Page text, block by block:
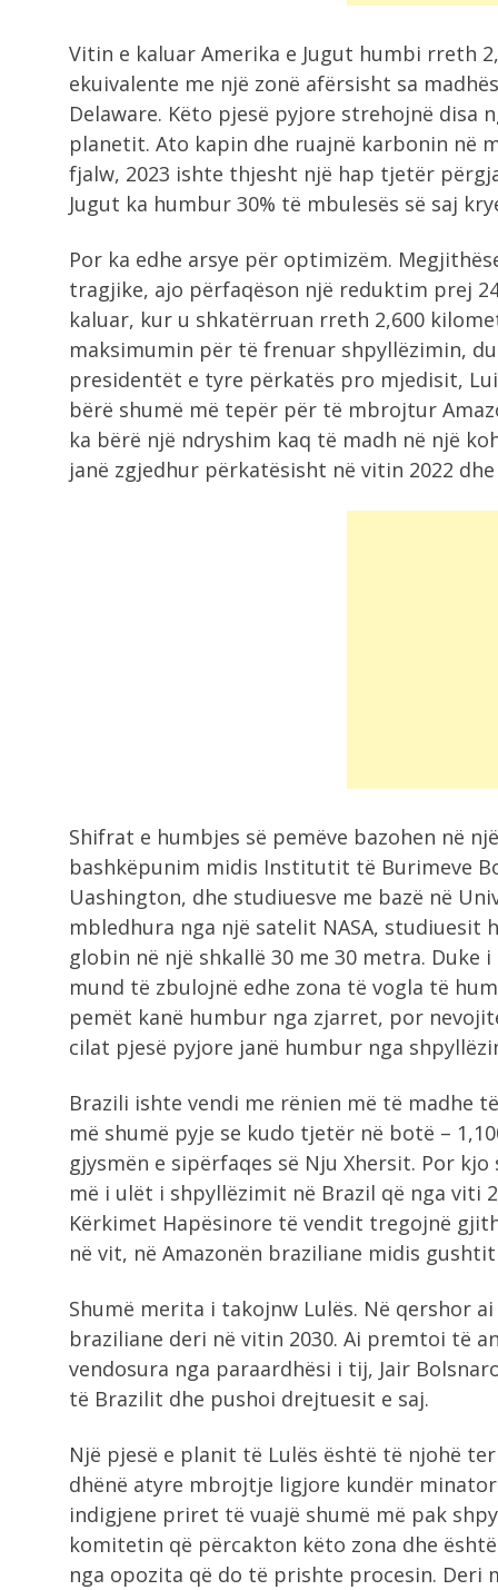
Vitin e kaluar Amerika e Jugut humbi rreth
ekuivalente me një zonë afërsisht sa
Delaware. Këto pjesë pyjore strehojnë
planetit. Ato kapin dhe ruajnë karbonin në
fjalw, 2023 ishte thjesht një hap tjetër
Jugut ka humbur 30% të mbulesës së saj
Por ka edhe arsye për optimizëm.
tragjike, ajo përfaqëson një reduktim prej
kaluar, kur u shkatërruan rreth 2,600
maksimumin për të frenuar shpyllëzimin,
presidentët e tyre përkatës pro mjedisit,
bërë shumë më tepër për të mbrojtur
ka bërë një ndryshim kaq të madh në një
janë zgjedhur përkatësisht në vitin 2022 dhe
Shifrat e humbjes së pemëve bazohen në
bashkëpunim midis Institutit të Burimeve
Uashington, dhe studiuesve me bazë në
mbledhura nga një satelit NASA,
globin në një shkallë 30 me 30 metra.
mund të zbulojnë edhe zona të vogla të
pemët kanë humbur nga zjarret, por
cilat pjesë pyjore janë humbur nga
Brazili ishte vendi me rënien më të madhe
më shumë pyje se kudo tjetër në botë –
gjysmën e sipërfaqes së Nju Xhersit. Por
më i ulët i shpyllëzimit në Brazil që nga viti
Kërkimet Hapësinore të vendit tregojnë
në vit, në Amazonën braziliane midis
Shumë merita i takojnw Lulës. Në qershor
braziliane deri në vitin 2030. Ai premtoi të
vendosura nga paraardhësi i tij, Jair
të Brazilit dhe pushoi drejtuesit e saj.
Një pjesë e planit të Lulës është të njohë
dhënë atyre mbrojtje ligjore kundër
indigjene priret të vuajë shumë më pak
komitetin që përcakton këto zona dhe
nga opozita që do të prishte procesin.